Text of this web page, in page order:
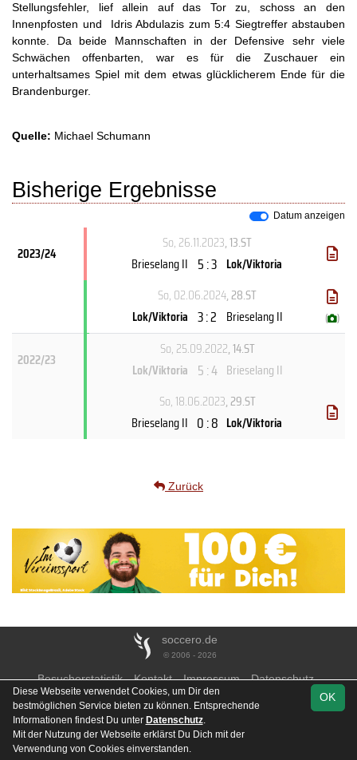
Team 1. Kreisklasse A
Stellungsfehler, lief allein auf das Tor zu, schoss an den
Innenpfosten und Idris Abdulazis zum 5:4 Siegtreffer abstauben
konnte. Da beide Mannschaften in der Defensive sehr viele
Schwächen offenbarten, war es für die Zuschauer ein
unterhaltsames Spiel mit dem etwas glücklicherem Ende für die
Brandenburger.
Quelle: Michael Schumann
Bisherige Ergebnisse
Datum anzeigen
2023/24
So, 26.11.2023, 13.ST
Brieselang II 5 : 3 Lok/Viktoria
So, 02.06.2024, 28.ST
Lok/Viktoria 3 : 2 Brieselang II ( )
2022/23
So, 25.09.2022, 14.ST
Lok/Viktoria 5 : 4 Brieselang II
So, 18.06.2023, 29.ST
Brieselang II 0 : 8 Lok/Viktoria
Zurück
soccero.de
© 2006 - 2026
Besucherstatistik Kontakt Impressum
Datenschutz
OK
Diese Webseite verwendet Cookies, um Dir den
bestmöglichen Service bieten zu können. Entsprechende
Informationen findest Du unter Datenschutz.
Mit der Nutzung der Webseite erklärst Du Dich mit der
Verwendung von Cookies einverstanden.